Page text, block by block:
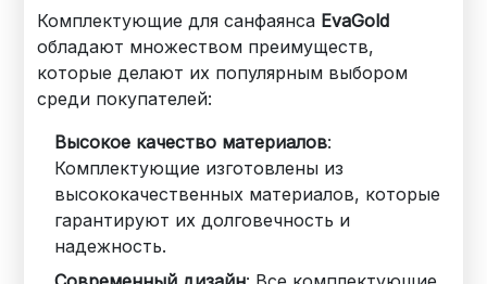
Комплектующие для санфаянса EvaGold
обладают множеством преимуществ,
которые делают их популярным выбором
среди покупателей:
Высокое качество материалов:
Комплектующие изготовлены из
высококачественных материалов, которые
гарантируют их долговечность и
надежность.